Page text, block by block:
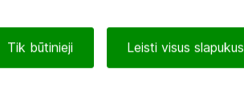
Tik būtinieji Leisti visus slapukus